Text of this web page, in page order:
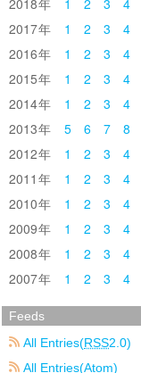
2018
1 2 3 4
2017
1 2 3 4
2016
1 2 3 4
2015
1 2 3 4
2014
1 2 3 4
2013
5 6 7 8
2012
1 2 3 4
2011
1 2 3 4
2010
1 2 3 4
2009
1 2 3 4
2008
1 2 3 4
2007
1 2 3 4
Feeds
All Entries(RSS2.0)
All Entries(Atom)